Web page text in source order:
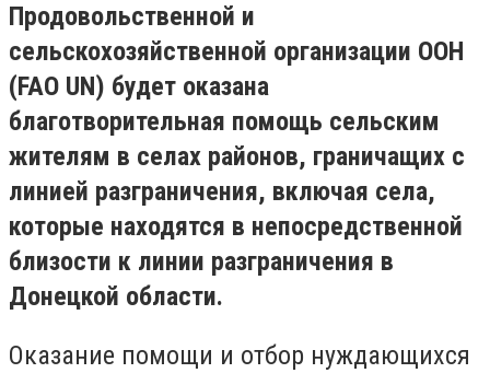
Продовольственной и
сельскохозяйственной организации ООН
(FAO UN) будет оказана
благотворительная помощь сельским
жителям в селах районов, граничащих с
линией разграничения, включая села,
которые находятся в непосредственной
близости к линии разграничения в
Донецкой области.
Оказание помощи и отбор нуждающихся